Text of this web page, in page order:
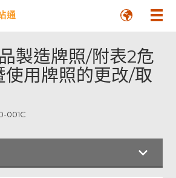
製造牌照/附表2危
使用牌照的更改/取
001C